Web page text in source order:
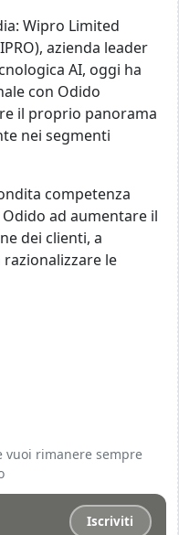
Wipro Limited
azienda leader
AI, oggi ha
con Odido
il proprio panorama
nei segmenti
competenza
ad aumentare il
dei clienti, a
le
vuoi rimanere sempre
Iscriviti